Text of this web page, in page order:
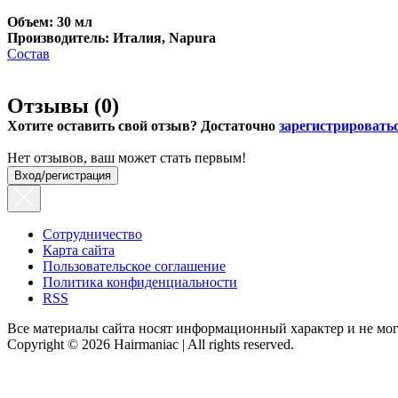
Объем: 30 мл
Производитель: Италия, Napura
Состав
Отзывы (0)
Хотите оставить свой отзыв? Достаточно
Нет отзывов, ваш может стать первым!
Вход/регистрация
Сотрудничество
Карта сайта
Пользовательское соглашение
Политика конфиденциальности
RSS
Все материалы сайта носят информационный характер и не
Copyright © 2026 Hairmaniac | All rights reserved.